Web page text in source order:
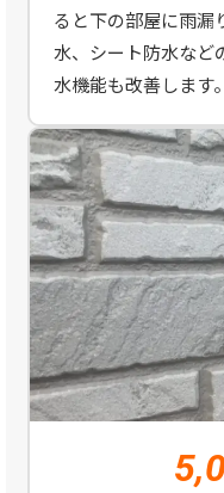
ると下の部屋に雨漏
水、シート防水など
水機能も改善します。